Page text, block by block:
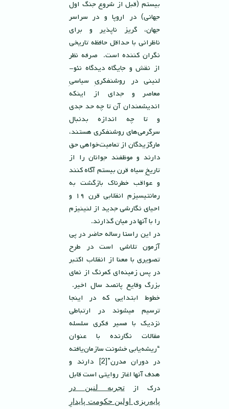
بيستم (قبل از شروع جنگ اول
جهانى) در اروپا و در سراسر
جهان، گريز ناپذير و براى
ناظرانى با حداقل حافظه تاريخى
نگران كننده است. صرفه نظر
از نقش و جايگاه ديدگاه نئو-
لنينى در روشنفكرىِ سياسىِ
معاصر و جداى از اينكه
انديشمندان آن تا چه حد جدى
و تا چه اندازه بدنبال
سرگرمی‌هاى روشنفكرى هستند،
مارگزيدگان از تماميت‌خواهى حق
دارند و موظفند جوانان را از
تاريخِ سیاه قرن بيستم آگاه كنند
و عواقب خطرناك بازگشت به
رمانتيسيزم انقلابى قرن ١٩ و
احياى نگارشى جديد از لنينيزم
را با آنها در ميان گذارند.
در اين راستا رساله حاضر در پی
آزمون تلاشى است در طرح
تصويرى با معنا از انقلاب اكتبر
در پس زمينه‌اى كمرنگ از نماى
بزرگ وقايع پانصد سال اخير.
خطوط ابتدايى كه در اينجا
ترسيم ميشوند در ارتباطى
نزديك با مسير فكرى سلسله
مقالات نگارنده با عنوان
“‌ريشه‌يابى خشونت سازمان‌يافته
در دوران مدرن”[2] دارند و
هدف آنها اغاز روايتى است قابل
درك ازتجربه لنين در
پايه‌ريزى اولين حكومت پايدارِ